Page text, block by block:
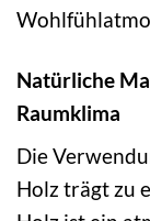
Natürliche
Raumklima
Die
Holz trägt zu